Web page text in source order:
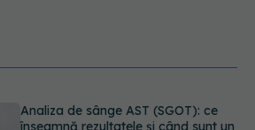
Trucul simplu de vară care te